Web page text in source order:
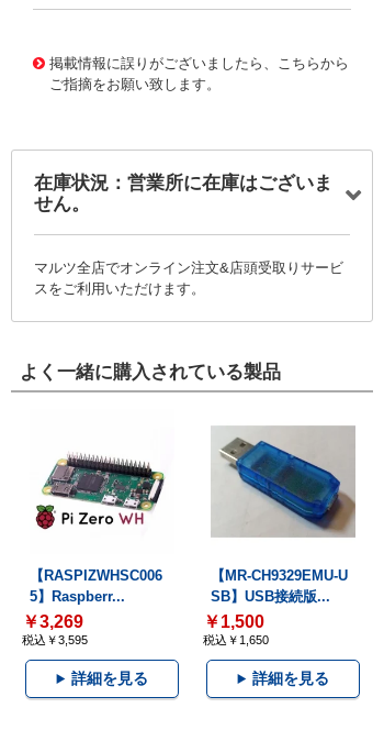
掲載情報に誤りがございましたら、こちらから
ご指摘をお願い致します。
在庫状況：営業所に在庫はございま
せん。
マルツ全店でオンライン注文&店頭受取りサービ
スをご利用いただけます。
よく一緒に購入されている製品
【RASPIZWHSC006
5】Raspberr...
￥3,269
税込￥3,595
詳細を見る
【MR-CH9329EMU-U
SB】USB接続版...
￥1,500
税込￥1,650
詳細を見る